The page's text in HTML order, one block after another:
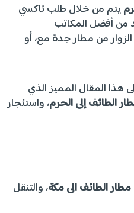
يتم من خلال طلب تاكسي
من أفضل المكاتب
من مطار جدة مع، أو
هذا المقال المميز الذي
الطائف إلى الحرم، واستئجار
الطائف الى مكة، والتنقل